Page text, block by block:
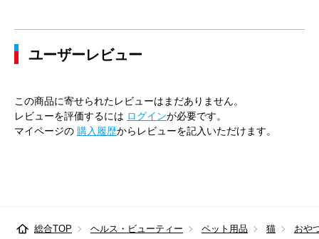
ユーザーレビュー
この商品に寄せられたレビューはまだありません。
レビューを評価するには ログインが必要です。
マイページの 購入履歴からレビューを記入いただけます。
総合TOP ヘルス・ビューティー ペット用品 猫 おや